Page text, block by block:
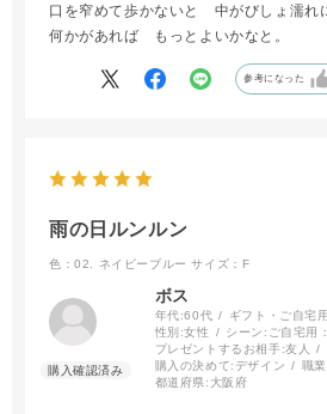
口を窄めて歩かないと 中がびしょ濡
何かがあれば もっとよいかなと。
参考になった
雨の日ルンルン
色：02. ネイビーブルー サイズ：F
ボス
年代:60代 ギフト・ご自宅
性別:女性 シーン: ご自宅用
プレゼントするお相手:友人
購入の決めて: デザイン 職
都道府県: 大阪府